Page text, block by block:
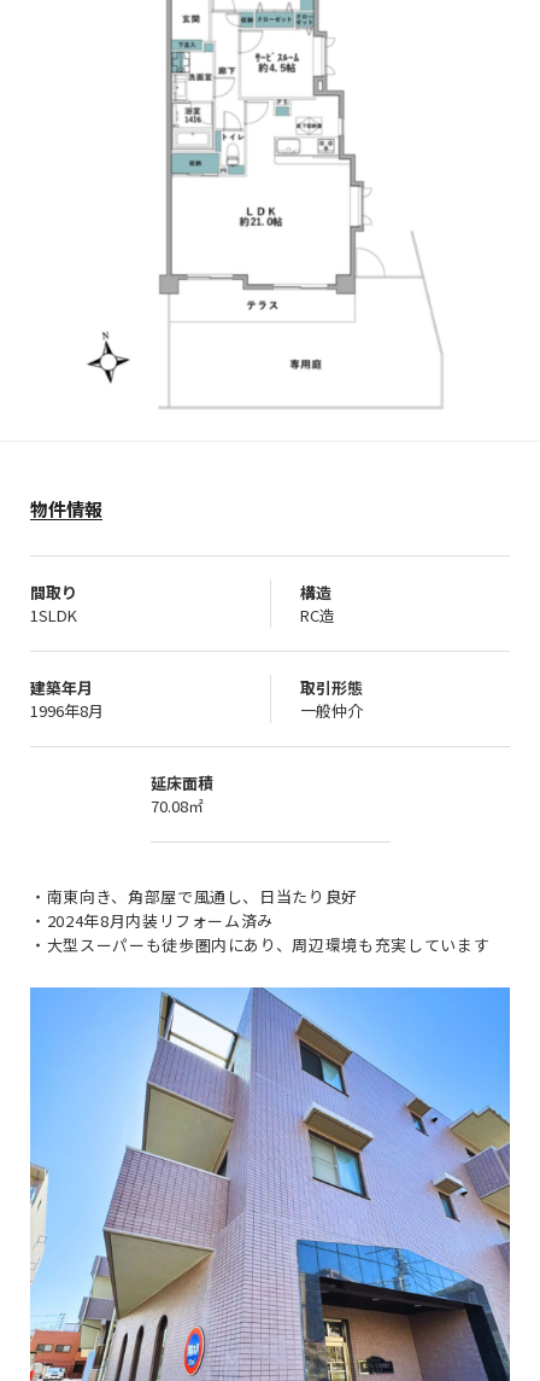
物件情報
間取り
1SLDK
構造
RC造
建築年月
1996年8月
取引形態
一般仲介
延床面積
70.08㎡
・南東向き、角部屋で風通し、日当たり良好
・2024年8月内装リフォーム済み
・大型スーパーも徒歩圏内にあり、周辺環境も充実しています